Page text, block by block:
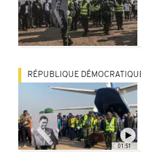
01:51
RÉPUBLIQUE